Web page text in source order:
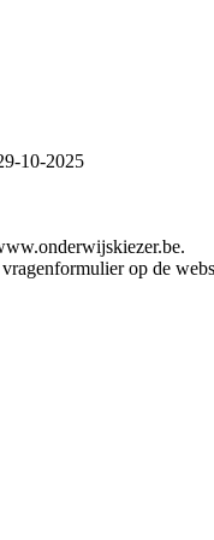
10-2025
op de